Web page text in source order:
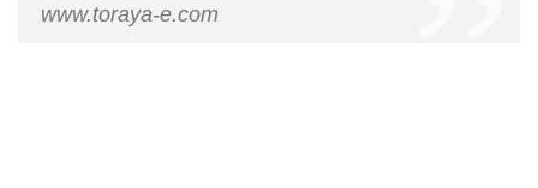
www.toraya-e.com